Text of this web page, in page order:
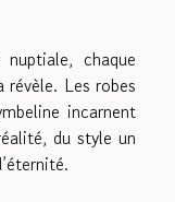
chaque
Les robes
incarnent
du style un